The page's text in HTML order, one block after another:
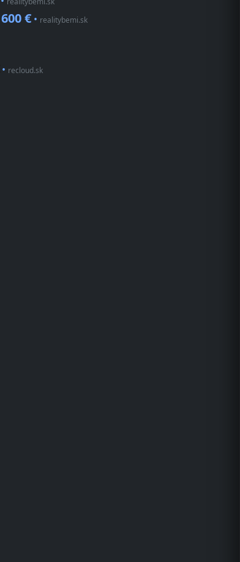
600 € • realitybemi.sk
• recloud.sk